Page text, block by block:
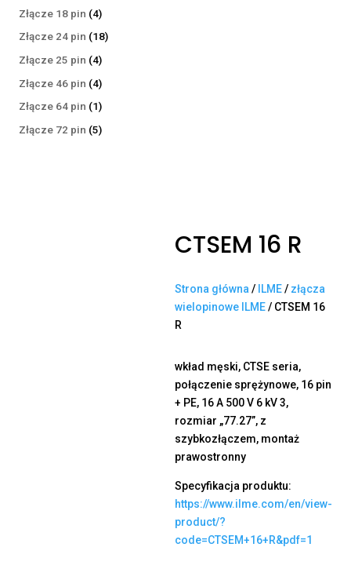
Złącze 18 pin 44
produkty
Złącze 24 pin 1818
Złącze 25 pin 44
produkty
Złącze 46 pin 44
produkty
Złącze 64 pin 11
produkt
Złącze 72 pin 55
CTSEM 16 R
Strona główna / ILME/ złącza
wielopinowe ILME/ CTSEM 16
R
wkład męski, CTSE seria,
połączenie sprężynowe, 16 pin
+ PE, 16 A 500 V 6 kV 3,
rozmiar „77.27”, z
szybkozłączem, montaż
prawostronny
Specyfikacja produktu:
https://www.ilme.com/en/view-
product/?
code=CTSEM+16+R&pdf=1